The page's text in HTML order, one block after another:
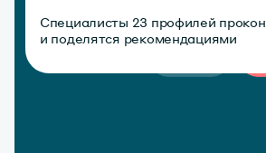
Специалисты 23 профилей
и поделятся рекомендациями